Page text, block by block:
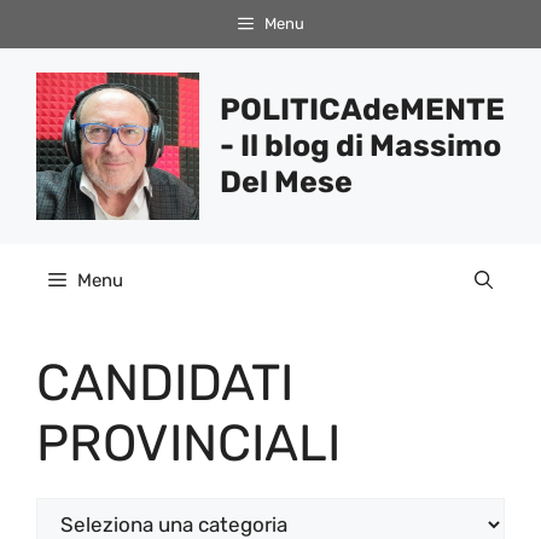
al
contenuto
Menu
POLITICAdeMENTE
- Il blog di Massimo
Del Mese
Menu
CANDIDATI
PROVINCIALI
Categorie